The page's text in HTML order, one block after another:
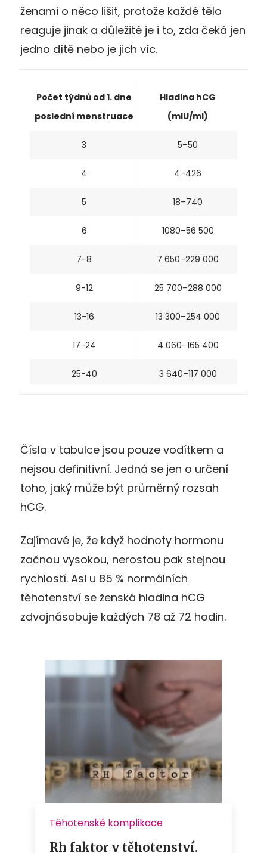
ženami o něco lišit, protože každé tělo
reaguje jinak a důležité je i to, zda čeká jen
jedno dítě nebo je jich víc.
Počet týdnů od 1. dne
poslední menstruace
Hladina hCG
(mlU/ml)
3 5–50
4 4–426
5 18–740
6 1080–56 500
7-8 7 650–229 000
9-12 25 700–288 000
13-16 13 300–254 000
17-24 4 060–165 400
25-40 3 640–117 000
Čísla v tabulce jsou pouze vodítkem a
nejsou definitivní. Jedná se jen o určení
toho, jaký může být průměrný rozsah
hCG.
Zajímavé je, že když hodnoty hormonu
začnou vysokou, nerostou pak stejnou
rychlostí. Asi u 85 % normálních
těhotenství se ženská hladina hCG
zdvojnásobuje každých 78 až 72 hodin.